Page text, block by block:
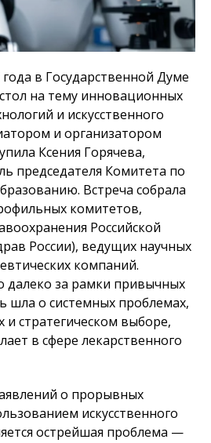
в Государственной Думе
стол на тему инновационных
и искусственного
и организатором
Ксения Горячева,
председателя Комитета по
Встреча собрала
комитетов,
Российской
России), ведущих научных
компаний.
за рамки привычных
шла о системных проблемах,
и стратегическом выборе,
в сфере лекарственного
о прорывных
искусственного
острейшая проблема —